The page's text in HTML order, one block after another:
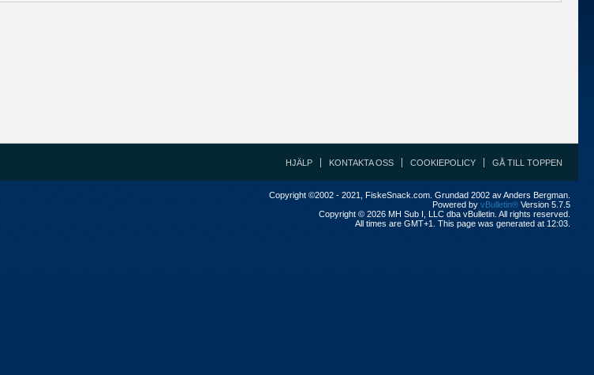
HJÄLP KONTAKTA OSS COOKIEPOLICY GÅ TILL TOPPEN
Copyright ©2002 - 2021, FiskeSnack.com. Grundad 2002 av Anders Bergman.
Powered by vBulletin® Version 5.7.5
Copyright © 2026 MH Sub I, LLC dba vBulletin. All rights reserved.
All times are GMT+1. This page was generated at 12:03.